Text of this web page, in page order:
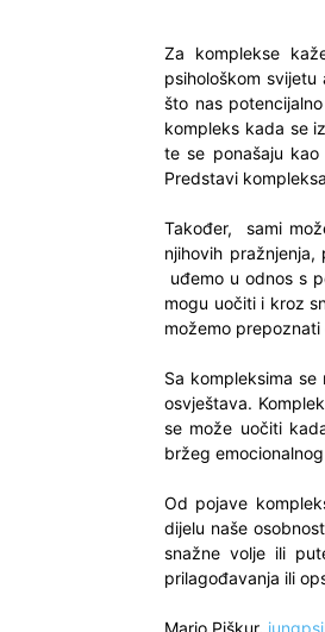
Za komplekse
psihološkom
što nas
kompleks kada se
te se ponašaju
Predstavi
Također, sami
njihovih
uđemo u odnos s
mogu uočiti i kroz
možemo
Sa kompleksima
osvještava.
se može uočiti
bržeg
Od pojave
dijelu naše
snažne volje ili
prilagođavanja ili
Mario Piškur,